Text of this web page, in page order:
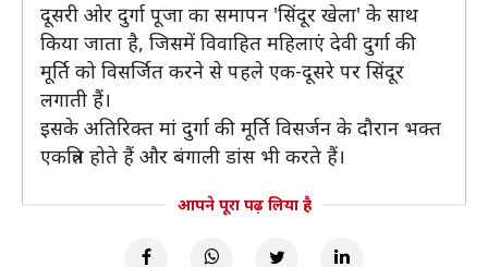
दूसरी ओर दुर्गा पूजा का समापन 'सिंदूर खेला' के साथ
किया जाता है, जिसमें विवाहित महिलाएं देवी दुर्गा की
मूर्ति को विसर्जित करने से पहले एक-दूसरे पर सिंदूर
लगाती हैं।
इसके अतिरिक्त मां दुर्गा की मूर्ति विसर्जन के दौरान भक्त
एकत्रित होते हैं और बंगाली डांस भी करते हैं।
आपने पूरा पढ़ लिया है